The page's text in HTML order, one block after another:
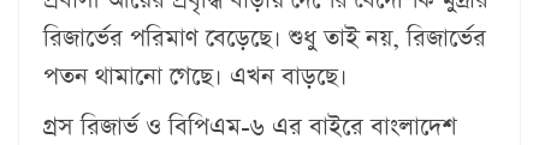
রিজার্ভের পরিমাণ বেড়েছে। শুধু তাই নয়, রিজার্ভের
পতন থামানো গেছে। এখন বাড়ছে।
গ্রস রিজার্ভ ও বিপিএম-৬ এর বাইরে বাংলাদেশ